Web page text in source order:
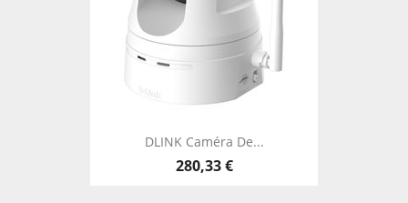
DLINK Caméra De...
280,33 €